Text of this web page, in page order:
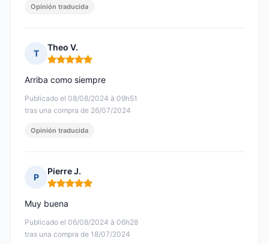
Opinión traducida
T
Theo V.
Nota: 5 de 5
Publicado el 08/08/2024 à 09h51
tras una compra de 26/07/2024
Arriba como siempre
Opinión traducida
P
Pierre J.
Nota: 5 de 5
Publicado el 06/08/2024 à 06h28
tras una compra de 18/07/2024
Muy buena